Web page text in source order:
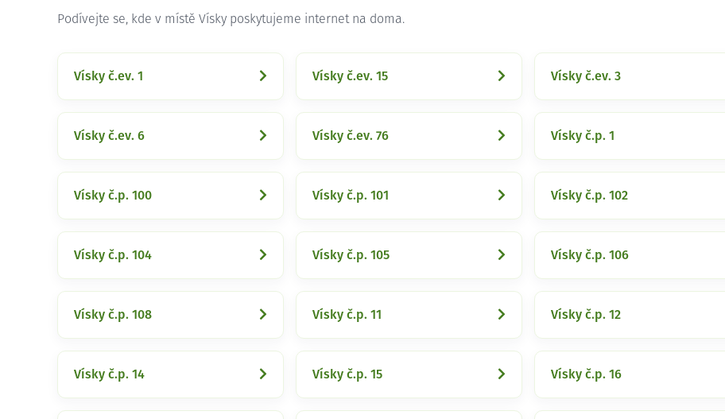
Podívejte se, kde v místě Vísky poskytujeme internet na doma.
Vísky č.ev. 1 Vísky č.ev. 15 Vísky č.ev. 3
Vísky č.ev. 6 Vísky č.ev. 76 Vísky č.p. 1
Vísky č.p. 100 Vísky č.p. 101 Vísky č.p. 102
Vísky č.p. 104 Vísky č.p. 105 Vísky č.p. 106
Vísky č.p. 108 Vísky č.p. 11 Vísky č.p. 12
Vísky č.p. 14 Vísky č.p. 15 Vísky č.p. 16